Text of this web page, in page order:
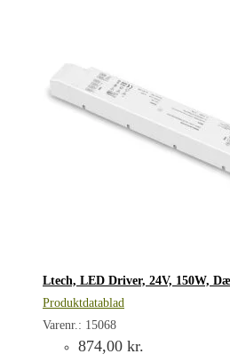
Ltech, LED Driver, 24V, 150W,
Produktdatablad
Varenr.: 15068
874,00 kr.